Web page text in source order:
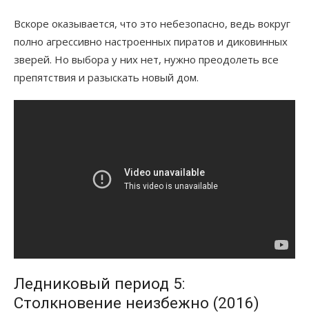
Вскоре оказывается, что это небезопасно, ведь вокруг
полно агрессивно настроенных пиратов и диковинных
зверей. Но выбора у них нет, нужно преодолеть все
препятствия и разыскать новый дом.
Ледниковый период 5:
Столкновение неизбежно (2016)